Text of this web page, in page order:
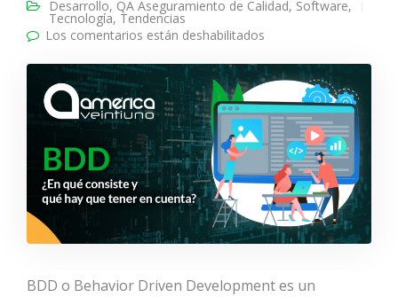
Desarrollo, QA Aseguramiento de Calidad, Software,
Tecnología, Tendencias
Los comentarios están deshabilitados
tener en cuenta?
BDD o Behavior Driven Development es un